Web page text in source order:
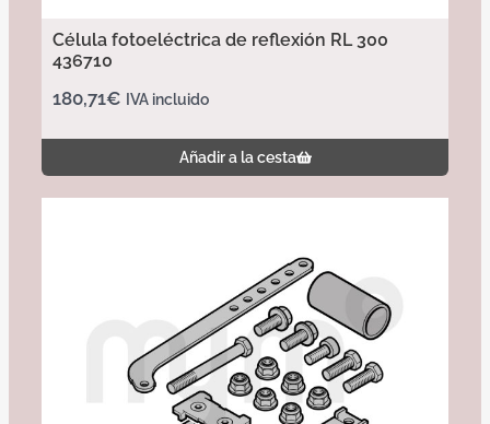
Célula fotoeléctrica de reflexión RL 300
436710
180,71€ IVA incluido
Añadir a la cesta